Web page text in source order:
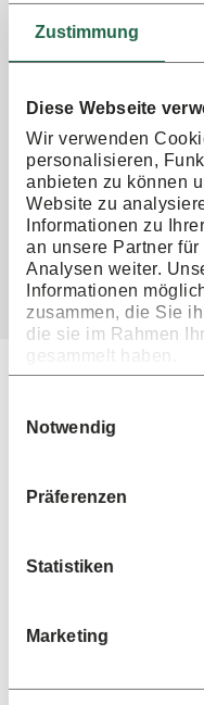
Zustimmung
Diese Webseite
Wir verwenden
personalisieren,
anbieten zu können
Website zu
Informationen zu
an unsere Partner
Analysen weiter.
Informationen
zusammen, die Sie
die sie im Rahmen
gesammelt haben.
Notwendig
Präferenzen
Statistiken
Marketing
freuen uns auf
aktuellen Infos zu
Eine Veranstaltung von:
Ecclesia Bielefeld e.V.
www.meineecclesia.de
zurück zur Übersicht